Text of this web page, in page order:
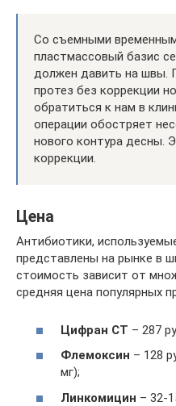
Со съемными
пластмассовый базис
должен давить на швы.
протез без коррекции
обратиться к нам в
операции обостряет
нового контура десны.
коррекции.
Цена
Антибиотики,
представлены на рынке в
стоимость зависит от
средняя цена популярных
Цифран СТ – 287
Флемоксин – 128
мг);
Линкомицин – 32-